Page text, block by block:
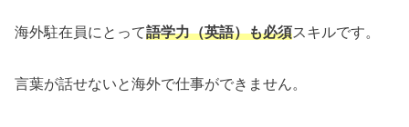
海外駐在員にとって語学力（英語）も必須スキルです。
言葉が話せないと海外で仕事ができません。